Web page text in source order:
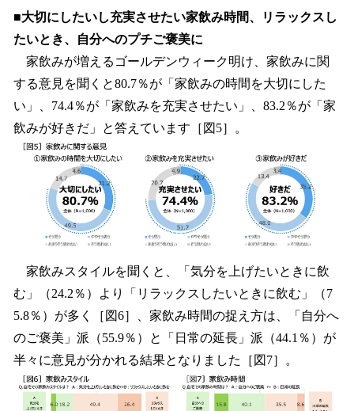
■大切にしたいし充実させたい家飲み時間、リラックスし
たいとき、自分へのプチご褒美に
家飲みが増えるゴールデンウィーク明け、家飲みに関
する意見を聞くと80.7％が「家飲みの時間を大切にした
い」、74.4％が「家飲みを充実させたい」、83.2％が「家
飲みが好きだ」と答えています［図5］。
家飲みスタイルを聞くと、「気分を上げたいときに飲
む」（24.2％）より「リラックスしたいときに飲む」（7
5.8％）が多く［図6］、家飲み時間の捉え方は、「自分へ
のご褒美」派（55.9％）と「日常の延長」派（44.1％）が
半々に意見が分かれる結果となりました［図7］。